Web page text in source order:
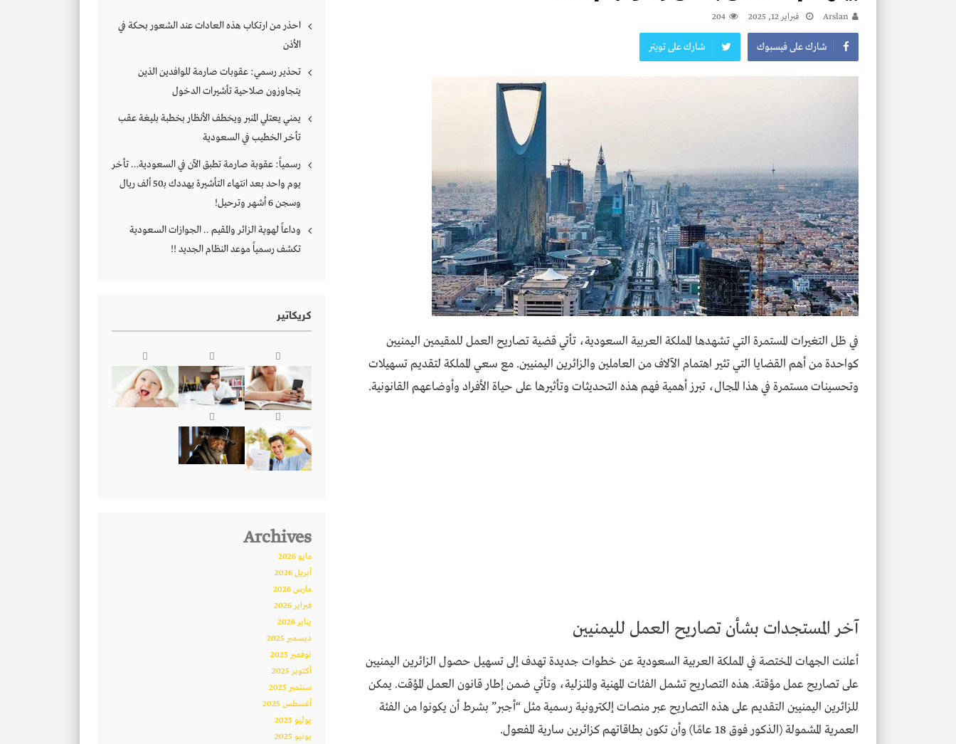
Arslan فبراير 12, 2025 204
شارك على فيسبوك شارك على تويتر
في ظل التغيرات المستمرة التي تشهدها المملكة العربية السعودية، تأتي قضية تصاريح العمل للمقيمين اليمنيين
كواحدة من أهم القضايا التي تثير اهتمام الآلاف من العاملين والزائرين اليمنيين. مع سعي المملكة لتقديم تسهيلات
وتحسينات مستمرة في هذا المجال، تبرز أهمية فهم هذه التحديثات وتأثيرها على حياة الأفراد وأوضاعهم القانونية.
آخر المستجدات بشأن تصاريح العمل لليمنيين
أعلنت الجهات المختصة في المملكة العربية السعودية عن خطوات جديدة تهدف إلى تسهيل حصول الزائرين اليمنيين
على تصاريح عمل مؤقتة. هذه التصاريح تشمل الفئات المهنية والمنزلية، وتأتي ضمن إطار قانون العمل المؤقت. يمكن
للزائرين اليمنيين التقديم على هذه التصاريح عبر منصات إلكترونية رسمية مثل “أجبر” بشرط أن يكونوا من الفئة
العمرية المشمولة (الذكور فوق 18 عامًا) وأن تكون بطاقاتهم كزائرين سارية المفعول.
احذر من ارتكاب هذه العادات عند الشعور بحكة في
الأذن
تحذير رسمي: عقوبات صارمة للوافدين الذين
يتجاوزون صلاحية تأشيرات الدخول
يمني يعتلي المنبر ويخطف الأنظار بخطبة بليغة عقب
تأخر الخطيب في السعودية
رسمياً: عقوبة صارمة تطبق الآن في السعودية… تأخر
يوم واحد بعد انتهاء التأشيرة يهددك بـ50 ألف ريال
وسجن 6 أشهر وترحيل!
وداعاً لهوية الزائر والمقيم .. الجوازات السعودية
تكشف رسمياً موعد النظام الجديد !!
كريكاتير
Archives
مايو 2026
أبريل 2026
مارس 2026
فبراير 2026
يناير 2026
ديسمبر 2025
نوفمبر 2025
أكتوبر 2025
سبتمبر 2025
أغسطس 2025
يوليو 2025
يونيو 2025